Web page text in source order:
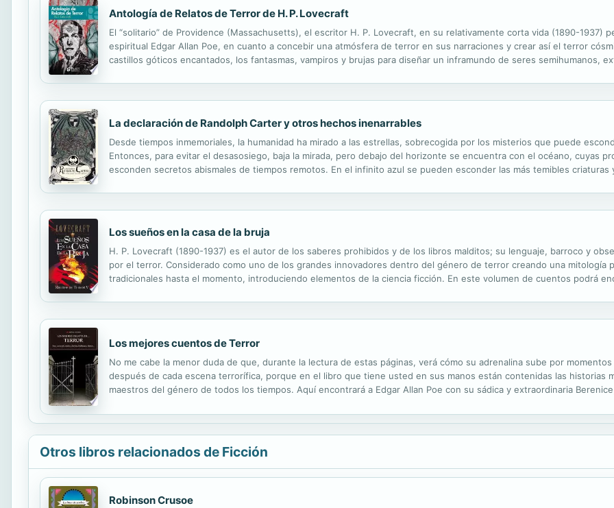
Antología de Relatos de Terror de H. P. Lovecraft
El “solitario” de Providence (Massachusetts), el escritor H. P. Lovecraft, en su relativamente corta vida (1890-1937)
espiritual Edgar Allan Poe, en cuanto a concebir una atmósfera de terror en sus narraciones y crear así el terror
castillos góticos encantados, los fantasmas, vampiros y brujas para diseñar un inframundo de seres semihumanos,
La declaración de Randolph Carter y otros hechos inenarrables
Desde tiempos inmemoriales, la humanidad ha mirado a las estrellas, sobrecogida por los misterios que puede
Entonces, para evitar el desasosiego, baja la mirada, pero debajo del horizonte se encuentra con el océano, cuyas
esconden secretos abismales de tiempos remotos. En el infinito azul se pueden esconder las más temibles criaturas
Los sueños en la casa de la bruja
H. P. Lovecraft (1890-1937) es el autor de los saberes prohibidos y de los libros malditos; su lenguaje, barroco y
por el terror. Considerado como uno de los grandes innovadores dentro del género de terror creando una mitología
tradicionales hasta el momento, introduciendo elementos de la ciencia ficción. En este volumen de cuentos podrá
Los mejores cuentos de Terror
No me cabe la menor duda de que, durante la lectura de estas páginas, verá cómo su adrenalina sube por
después de cada escena terrorífica, porque en el libro que tiene usted en sus manos están contenidas las historias
maestros del género de todos los tiempos. Aquí encontrará a Edgar Allan Poe con su sádica y extraordinaria
Otros libros relacionados de Ficción
Robinson Crusoe